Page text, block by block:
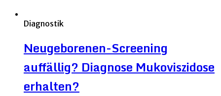
Diagnostik
Neugeborenen-Screening
auffällig? Diagnose Mukoviszidose
erhalten?